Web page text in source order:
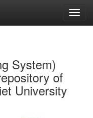
System)
of
University